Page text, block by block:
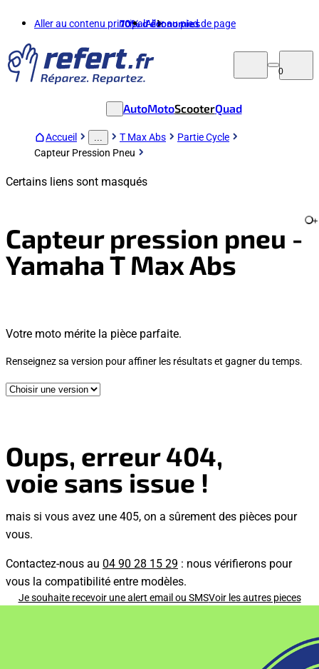
Aller au contenu principalAller au pied de page
70%d'économies
0
AutoMotoScooterQuad
Accueil T Max Abs
Partie Cycle
Capteur Pression Pneu
Certains liens sont masqués
Capteur pression pneu -
Yamaha T Max Abs
+
Votre moto mérite la pièce parfaite.
Renseignez sa version pour affiner les résultats et gagner du temps.
Oups, erreur 404,
voie sans issue !
mais si vous avez une 405, on a sûrement des pièces pour
vous.
Contactez-nous au 04 90 28 15 29 : nous vérifierons pour
vous la compatibilité entre modèles.
Je souhaite recevoir une alert email ou SMSVoir les autres pieces